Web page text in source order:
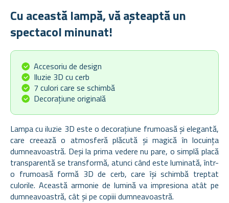
Cu această lampă, vă așteaptă un
spectacol minunat!
Accesoriu de design
Iluzie 3D cu cerb
7 culori care se schimbă
Decorațiune originală
Lampa cu iluzie 3D este o decorațiune frumoasă și elegantă,
care creează o atmosferă plăcută și magică în locuința
dumneavoastră. Deși la prima vedere nu pare, o simplă placă
transparentă se transformă, atunci când este luminată, într-
o frumoasă formă 3D de cerb, care își schimbă treptat
culorile. Această armonie de lumină va impresiona atât pe
dumneavoastră, cât și pe copiii dumneavoastră.